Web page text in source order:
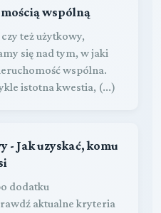
wspólną
też użytkowy,
się nad tym, w jaki
wspólna.
istotna kwestia, (...)
- Jak uzyskać, komu
dodatku
aktualne kryteria